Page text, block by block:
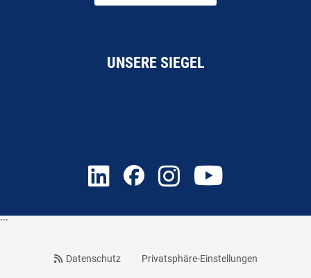
UNSERE SIEGEL
```
Datenschutz Privatsphäre-Einstellungen